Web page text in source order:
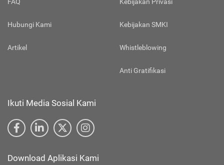
Hubungi Kami
Artikel
Kebijakan SMKI
Whistleblowing
Anti Gratifikasi
Ikuti Media Sosial Kami
Download Aplikasi Kami